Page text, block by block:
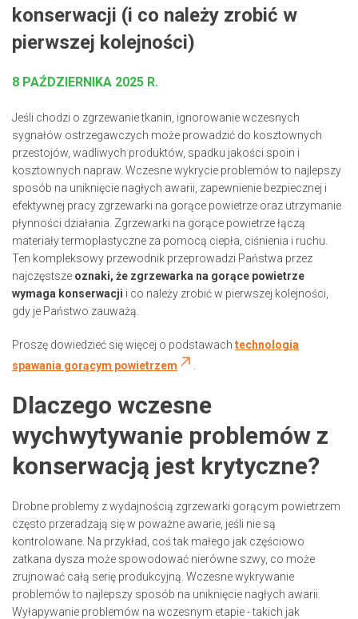
konserwacji (i co należy zrobić w
pierwszej kolejności)
8 PAŹDZIERNIKA 2025 R.
Jeśli chodzi o zgrzewanie tkanin, ignorowanie wczesnych
sygnałów ostrzegawczych może prowadzić do kosztownych
przestojów, wadliwych produktów, spadku jakości spoin i
kosztownych napraw. Wczesne wykrycie problemów to najlepszy
sposób na uniknięcie nagłych awarii, zapewnienie bezpiecznej i
efektywnej pracy zgrzewarki na gorące powietrze oraz utrzymanie
płynności działania. Zgrzewarki na gorące powietrze łączą
materiały termoplastyczne za pomocą ciepła, ciśnienia i ruchu.
Ten kompleksowy przewodnik przeprowadzi Państwa przez
najczęstsze oznaki, że zgrzewarka na gorące powietrze
wymaga konserwacji i co należy zrobić w pierwszej kolejności,
gdy je Państwo zauważą.
Proszę dowiedzieć się więcej o podstawach technologia
spawania gorącym powietrzem
Dlaczego wczesne
wychwytywanie problemów z
konserwacją jest krytyczne?
Drobne problemy z wydajnością zgrzewarki gorącym powietrzem
często przeradzają się w poważne awarie, jeśli nie są
kontrolowane. Na przykład, coś tak małego jak częściowo
zatkana dysza może spowodować nierówne szwy, co może
zrujnować całą serię produkcyjną. Wczesne wykrywanie
problemów to najlepszy sposób na uniknięcie nagłych awarii.
Wyłapywanie problemów na wczesnym etapie - takich jak